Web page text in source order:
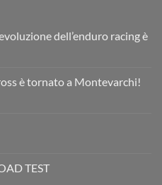
dell’enduro racing è
è tornato a Montevarchi!
TEST